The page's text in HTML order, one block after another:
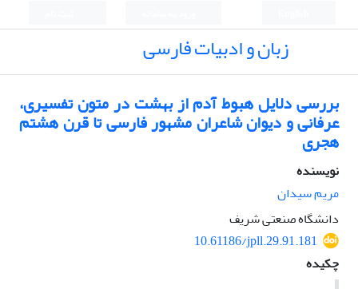
زبان و ادبیات فارسی
بررسی دلایل هبوط آدم از بهشت در متون تفسیری،
عرفانی و دیوان شاعران مشهور فارسی تا قرن هشتم
هجری
نویسنده
مریم سیدان
دانشگاه صنعتی شریف
10.61186/jpll.29.91.181
چکیده